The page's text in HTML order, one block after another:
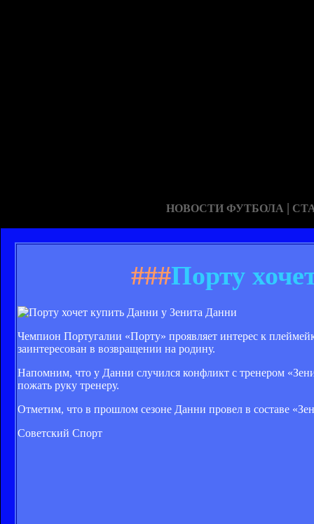
НОВОСТИ ФУТБОЛА |
###Порту
Данни
Чемпион Португалии «Порту» проявляет интерес к
заинтересован в возвращении на родину.
Напомним, что у Данни случился конфликт с тренером
пожать руку тренеру.
Отметим, что в прошлом сезоне Данни провел в составе
Советский Спорт